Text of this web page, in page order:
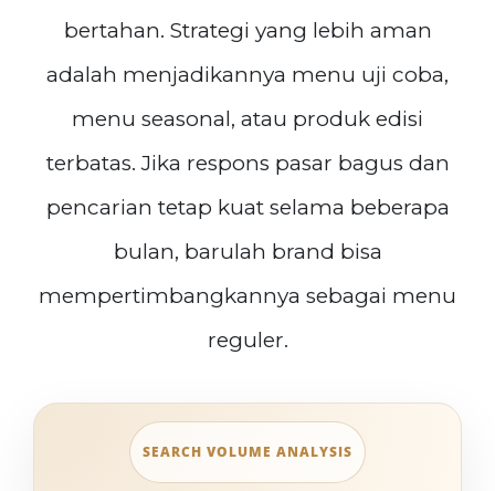
bertahan. Strategi yang lebih aman
adalah menjadikannya menu uji coba,
menu seasonal, atau produk edisi
terbatas. Jika respons pasar bagus dan
pencarian tetap kuat selama beberapa
bulan, barulah brand bisa
mempertimbangkannya sebagai menu
reguler.
SEARCH VOLUME ANALYSIS